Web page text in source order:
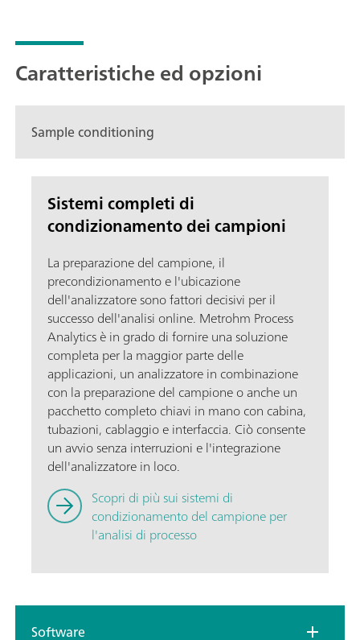
Caratteristiche ed opzioni
Sample conditioning
Sistemi completi di
condizionamento dei campioni
La preparazione del campione, il
precondizionamento e l'ubicazione
dell'analizzatore sono fattori decisivi per il
successo dell'analisi online. Metrohm Process
Analytics è in grado di fornire una soluzione
completa per la maggior parte delle
applicazioni, un analizzatore in combinazione
con la preparazione del campione o anche un
pacchetto completo chiavi in mano con cabina,
tubazioni, cablaggio e interfaccia. Ciò consente
un avvio senza interruzioni e l'integrazione
dell'analizzatore in loco.
Scopri di più sui sistemi di
condizionamento del campione per
l'analisi di processo
Software